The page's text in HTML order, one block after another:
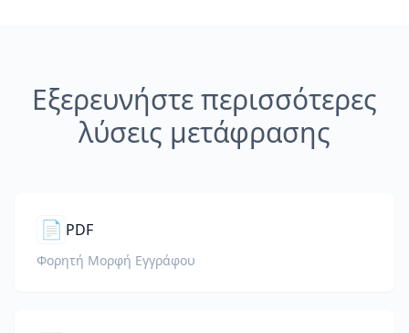
Εξερευνήστε περισσότερες
λύσεις μετάφρασης
📄 PDF
Φορητή Μορφή Εγγράφου